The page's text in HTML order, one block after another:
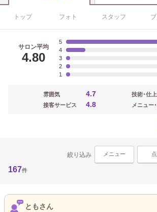
トップ フォト スタッフ
サロン平均
4.80
5
4
3
2
1
雰囲気 4.7
接客サービス 4.8
技術･仕
メニュー
絞り込み メニュー
167件
ともさん